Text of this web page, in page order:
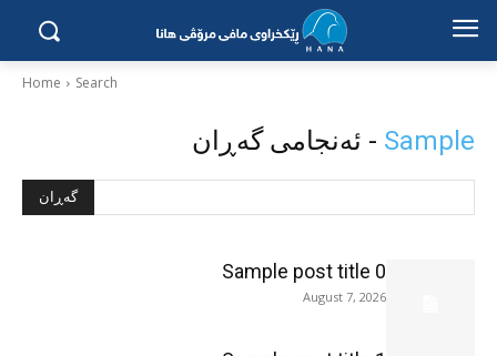
Home Search
Sample - ئەنجامی گەڕان
گەڕان
Sample post title 0
August 7, 2026